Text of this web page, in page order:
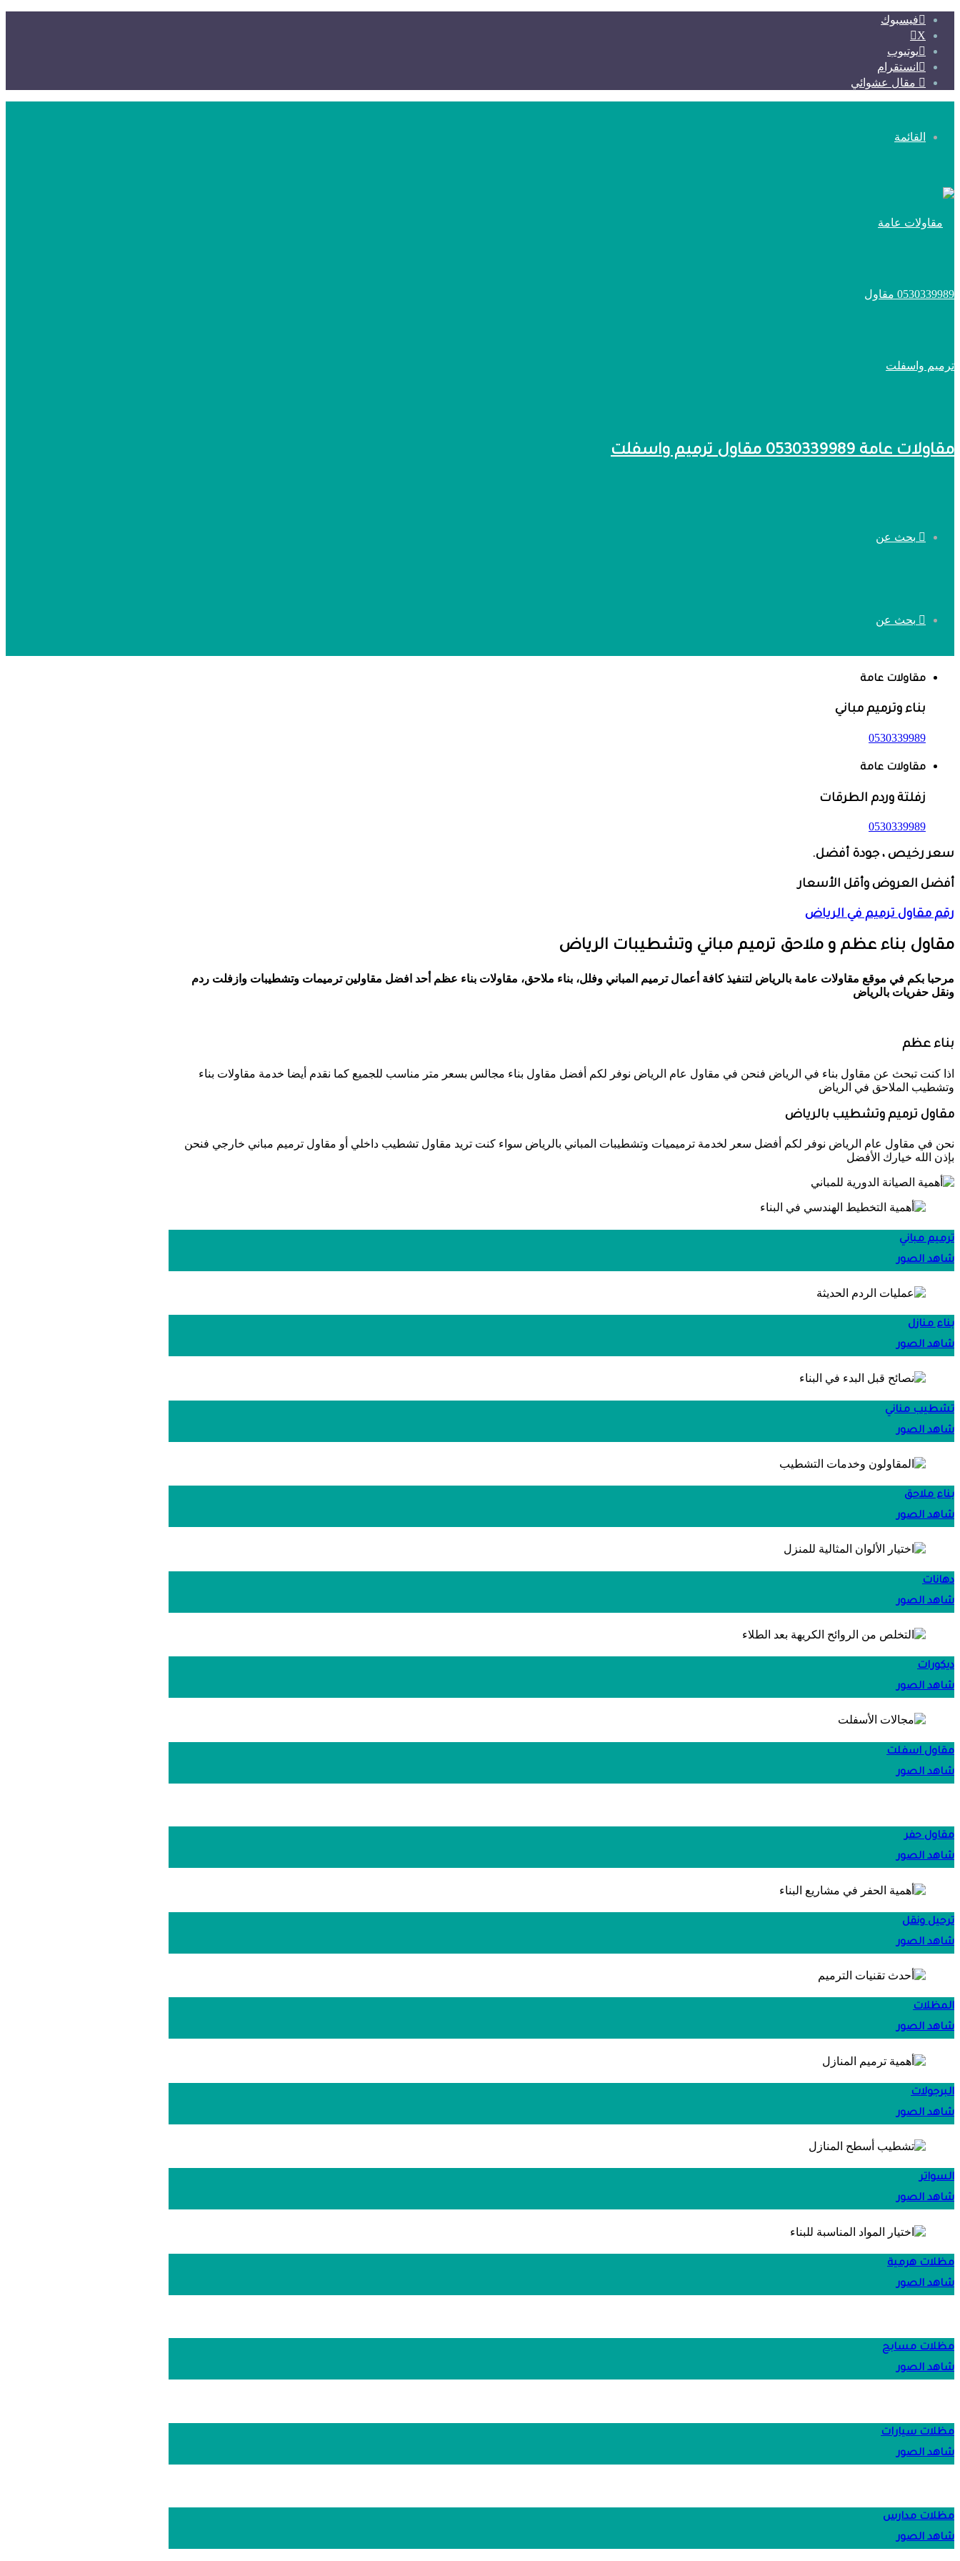
فيسبوك
X
يوتيوب
انستقرام
مقال عشوائي
القائمة
مقاولات عامة 0530339989 مقاول ترميم واسفلت
بحث عن
بحث عن
مقاولات عامة
بناء وترميم مباني
0530339989
مقاولات عامة
زفلتة وردم الطرقات
0530339989
سعر رخيص ، جودة أفضل.
أفضل العروض وأقل الأسعار
رقم مقاول ترميم في الرياض
مقاول بناء عظم و ملاحق ترميم مباني وتشطيبات الرياض
مرحبا بكم في موقع مقاولات عامة بالرياض لتنفيذ كافة أعمال ترميم المباني وفلل، بناء ملاحق، مقاولات بناء عظم أحد افضل مقاولين ترميمات وتشطيبات وازفلت ردم
ونقل حفريات بالرياض
بناء عظم
اذا كنت تبحث عن مقاول بناء في الرياض فنحن في مقاول عام الرياض نوفر لكم أفضل مقاول بناء مجالس بسعر متر مناسب للجميع كما نقدم أيضا خدمة مقاولات بناء
وتشطيب الملاحق في الرياض
مقاول ترميم وتشطيب بالرياض
نحن في مقاول عام الرياض نوفر لكم أفضل سعر لخدمة ترميميات وتشطيبات المباني بالرياض سواء كنت تريد مقاول تشطيب داخلي أو مقاول ترميم مباني خارجي فنحن
بإذن الله خيارك الأفضل
ترميم مباني
شاهد الصور
بناء منازل
شاهد الصور
تشطيب مناني
شاهد الصور
بناء ملاحق
شاهد الصور
دهانات
شاهد الصور
ديكورات
شاهد الصور
مقاول اسفلت
شاهد الصور
مقاول حفر
شاهد الصور
ترحيل ونقل
شاهد الصور
المظلات
شاهد الصور
البرجولات
شاهد الصور
السواتر
شاهد الصور
مظلات هرمية
شاهد الصور
مظلات مسابح
شاهد الصور
مظلات سيارات
شاهد الصور
مظلات مدارس
شاهد الصور